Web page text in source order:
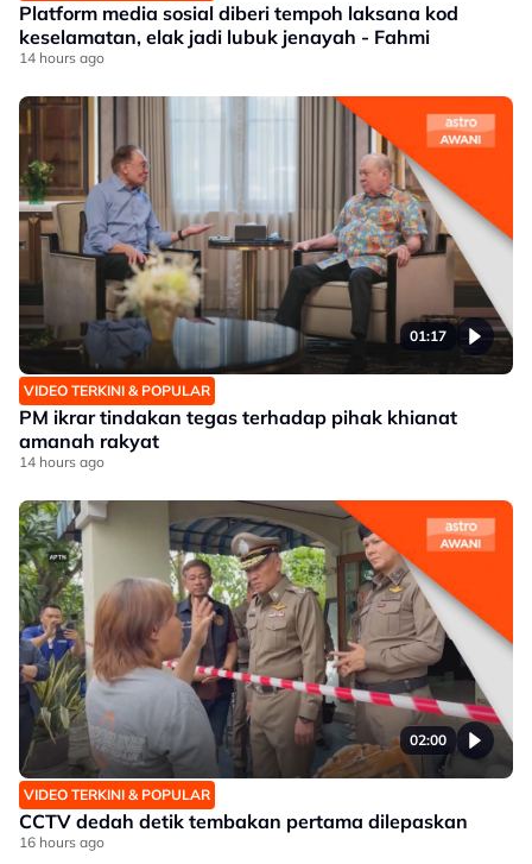
Platform media sosial diberi tempoh laksana kod
keselamatan, elak jadi lubuk jenayah - Fahmi
14 hours ago
01:17
VIDEO TERKINI & POPULAR
PM ikrar tindakan tegas terhadap pihak khianat
amanah rakyat
14 hours ago
02:00
VIDEO TERKINI & POPULAR
CCTV dedah detik tembakan pertama dilepaskan
16 hours ago